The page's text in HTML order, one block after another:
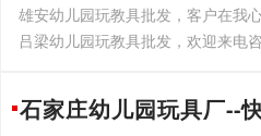
雄安幼儿园玩教具批发，客户在我
吕梁幼儿园玩教具批发，欢迎来电
石家庄幼儿园玩具厂--